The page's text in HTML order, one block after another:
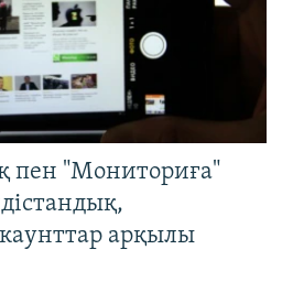
пен "Мониториға"
арқылы